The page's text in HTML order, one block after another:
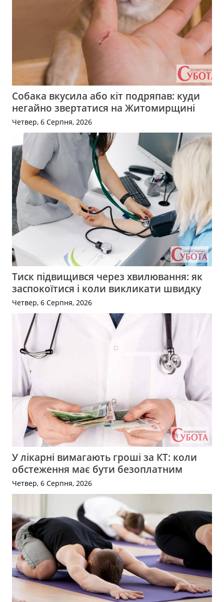
Собака вкусила або кіт подряпав: куди
негайно звертатися на Житомирщині
Четвер, 6 Серпня, 2026
Тиск підвищився через хвилювання: як
заспокоїтися і коли викликати швидку
Четвер, 6 Серпня, 2026
У лікарні вимагають гроші за КТ: коли
обстеження має бути безоплатним
Четвер, 6 Серпня, 2026